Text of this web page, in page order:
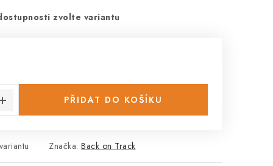
zvolte variantu
PŘIDAT DO KOŠÍKU
Značka: Back on Track